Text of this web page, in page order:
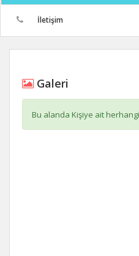
İletişim
Galeri
Bu alanda Kişiye ait